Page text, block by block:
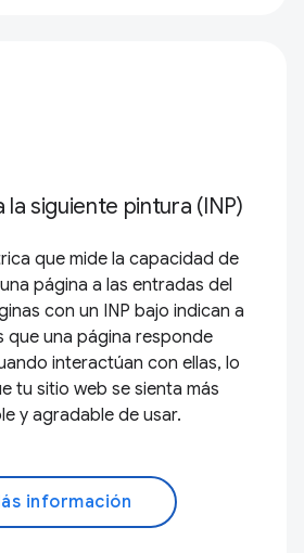
la siguiente pintura (INP)
que mide la capacidad de
página a las entradas del
con un INP bajo indican a
que una página responde
interactúan con ellas, lo
tu sitio web se sienta más
y agradable de usar.
información